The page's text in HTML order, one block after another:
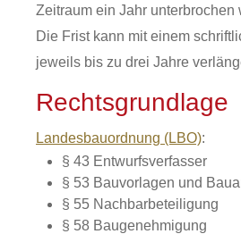
Zeitraum ein Jahr unterbrochen
Die Frist kann mit einem
jeweils bis zu drei Jahre
Rechtsgrundlage
Landesbauordnung (LBO):
§ 43 Entwurfsverfasser
§ 53 Bauvorlagen und
§ 55 Nachbarbeteiligung
§ 58 Baugenehmigung